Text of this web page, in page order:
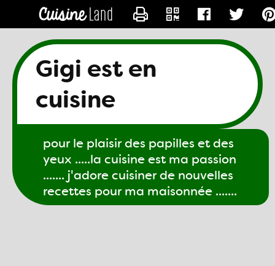
Gigi est en
cuisine
pour le plaisir des papilles et des
yeux .....la cuisine est ma passion
....... j'adore cuisiner de nouvelles
recettes pour ma maisonnée .......
CONTACTER GIGI61